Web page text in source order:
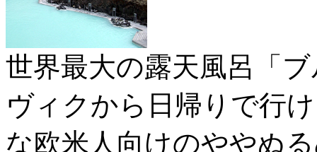
世界最大の露天風呂「
ヴィクから日帰りで行
な欧米人向けのややぬ